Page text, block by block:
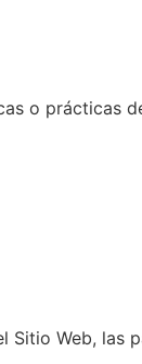
o prácticas
Sitio Web, las